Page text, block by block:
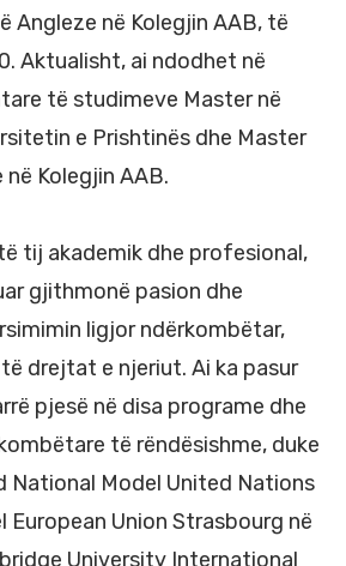
Angleze në Kolegjin AAB, të
Aktualisht, ai ndodhet në
të studimeve Master në
e Prishtinës dhe Master
në Kolegjin AAB.
tij akademik dhe profesional,
gjithmonë pasion dhe
ligjor ndërkombëtar,
drejtat e njeriut. Ai ka pasur
pjesë në disa programe dhe
të rëndësishme, duke
National Model United Nations
European Union Strasbourg në
University International